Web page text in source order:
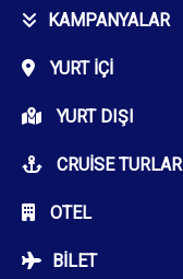
KAMPANYALAR
YURT İÇI
YURT DIŞI
CRUISE TURLAR
OTEL
BILET